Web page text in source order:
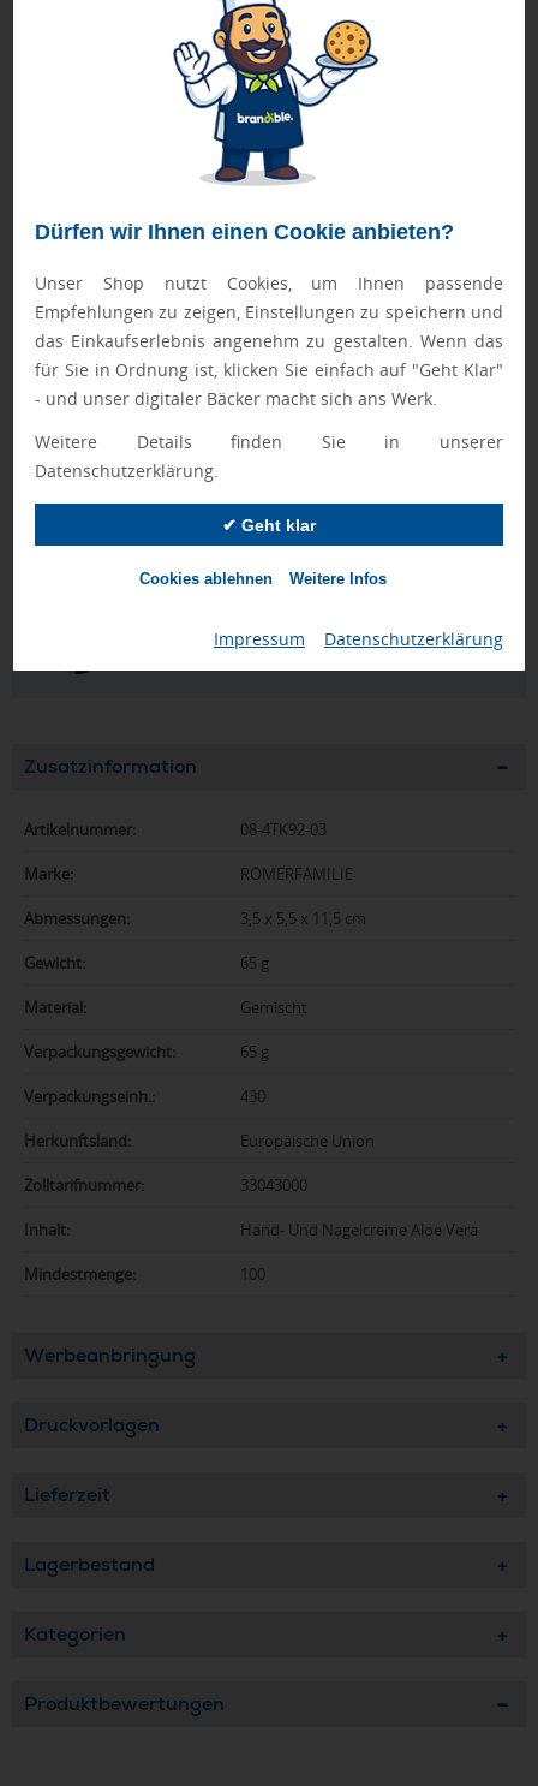
Dürfen wir Ihnen einen Cookie anbieten?
Unser Shop nutzt Cookies, um Ihnen passende
Empfehlungen zu zeigen, Einstellungen zu speichern und
das Einkaufserlebnis angenehm zu gestalten. Wenn das
für Sie in Ordnung ist, klicken Sie einfach auf "Geht Klar"
- und unser digitaler Bäcker macht sich ans Werk.
Weitere Details finden Sie in unserer
Datenschutzerklärung.
✔ Geht klar
Cookies ablehnen Weitere Infos
Impressum Datenschutzerklärung
oder Etikett anbringen und gestalten Sie so Ihre individuelle
Werbebotschaft. So bleibt Ihre Werbung präsent und immer
im Einsatz! Handcreme intensiv feuchtigkeitsspendend,
zieht besonders schnell ein, fettet nicht nach und
dermatologisch getestet. Mit pflegender Aloe Vera,
Sheabutter, Mandelöl & Avocadoöl. Vegane Rezeptur ohne
Mikroplastik. Unsere Pflegetuben sind erhältlich als 20 ml
& Hair mit Aloe Vera, Hand- und Nagelcreme Aloe Vera
sensitiv mit Sheabutter, Mandelöl & Avocadoöl,
Sonnencreme LSF 30 (wasserfest) und mit alkoholischem
Handreinigungsgel (nur 50 ml). Duschgel, Sonnencreme und
Handcreme mit veganer Rezeptur, ohne Mikroplastik. Ein
nützlicher Werbeartikel für Mann und Frau. Auf Anfrage mit
vollflächigem 360° Grad Reality Print oder mit weiteren
Füllungen wie z. B. Sonnencreme LSF 50 erhältlich.
schaffen es in den Shop.Mehr erfahren
Qualitätssicherung
Zusatzinformation
Artikelnummer: 08-4TK92-03
Marke: RÖMERFAMILIE
Abmessungen: 3,5 x 5,5 x 11,5 cm
Gewicht: 65 g
Material: Gemischt
Verpackungsgewicht: 65 g
Verpackungseinh.: 430
Herkunftsland: Europäische Union
Zolltarifnummer: 33043000
Inhalt: Hand- Und Nagelcreme Aloe Vera
Mindestmenge: 100
Werbeanbringung
Druckvorlagen
Lieferzeit
Lagerbestand
Kategorien
Produktbewertungen